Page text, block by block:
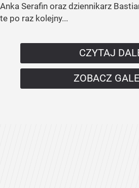
Anka Serafin oraz dziennikarz
te po raz kolejny...
CZYTAJ
ZOBACZ